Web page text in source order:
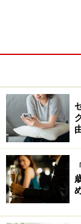
たまに店屋物
チャーハンな
は自分が社会人
「食べるのは
のだという認
だの言っては
なのか、よく
両親が必死に